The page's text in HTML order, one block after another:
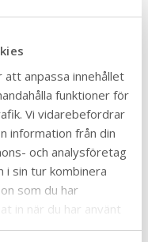
anpassa innehållet
funktioner för
Vi vidarebefordrar
information från din
och analysföretag
i sin tur kombinera
som du har
in när du har använt